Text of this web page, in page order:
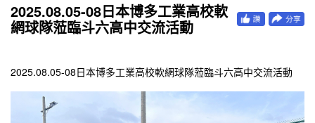
2025.08.05-08日本博多工業高校軟
網球隊蒞臨斗六高中交流活動
2025.08.05-08日本博多工業高校軟網球隊蒞臨斗六高中交流活動